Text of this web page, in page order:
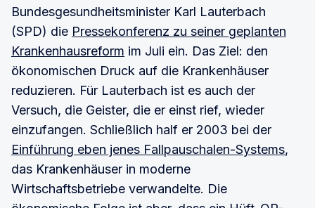
Bundesgesundheitsminister Karl Lauterbach
(SPD) die Pressekonferenz zu seiner geplanten
Krankenhausreform im Juli ein. Das Ziel: den
ökonomischen Druck auf die Krankenhäuser
reduzieren. Für Lauterbach ist es auch der
Versuch, die Geister, die er einst rief, wieder
einzufangen. Schließlich half er 2003 bei der
Einführung eben jenes Fallpauschalen-Systems,
das Krankenhäuser in moderne
Wirtschaftsbetriebe verwandelte. Die